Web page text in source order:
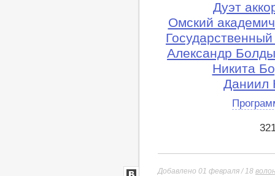
Дуэт
Омский
Александр
Никита
Даниил
Добавлено 01 февраля / 18